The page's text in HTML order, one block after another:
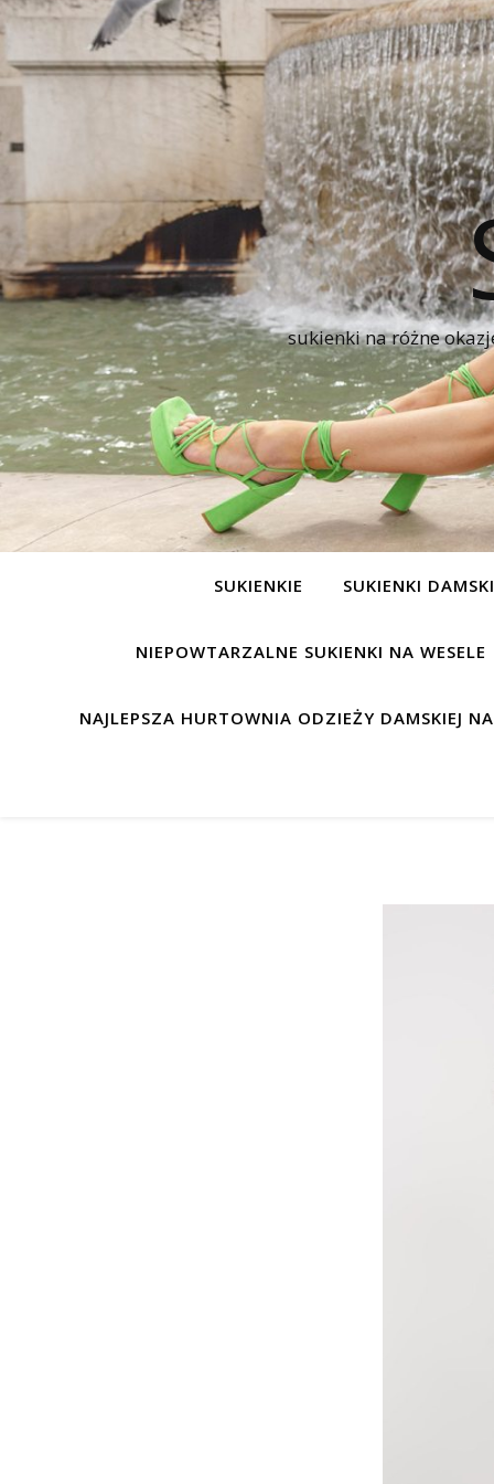
sukienki na różne
SUKIENKIE SUKIENKI
NIEPOWTARZALNE SUKIENKI NA WESELE
NAJLEPSZA HURTOWNIA ODZIEŻY DAMSKIEJ